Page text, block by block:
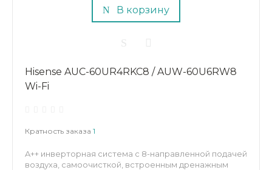
В корзину
Hisense AUC-60UR4RKC8 / AUW-60U6RW8
Wi-Fi
Кратность заказа 1
A++ инверторная система с 8-направленной подачей
воздуха, самоочисткой, встроенным дренажным